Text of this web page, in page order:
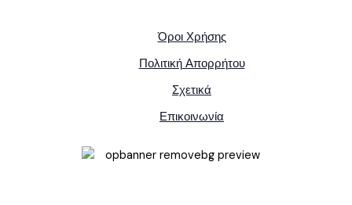
Όροι Χρήσης
Πολιτική Απορρήτου
Σχετικά
Επικοινωνία